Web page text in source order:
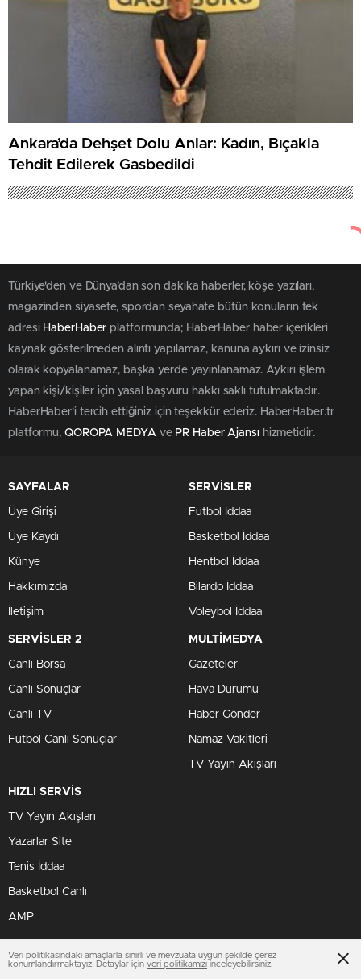
Ankara’da Dehşet Dolu Anlar: Kadın, Bıçakla
Tehdit Edilerek Gasbedildi
Bebeğin Ölümü ve İki Gözaltı
2010 yılında Manisa’da yaşanan bir olay, geçmişin karanlık
bir sayfasını araladı. Çöp konteynerinin yanında bulunan bir
bebeğin ölümüne dair
yıllarca sürenbelirsizlik, Faili Meçhul
Suçları Araştırma Daire Başkanlığı’nın titiz çalışmaları
sayesinde sona erdi. Bu süreçte, yapılan yeni analizler ve
sağlık verileri, dosyanın aydınlatılmasında hayati bir rol
Verileri
Adalet Bakanı Akın Gürlek, bu ay gerçekleştirilen ve
yıllara ait dosyaları büyük bir titizlikle ele almaktadır,”
Veri politikasındaki amaçlarla sınırlı ve mevzuata uygun şekilde çerez
konumlandırmaktayız. Detaylar için veri politikamızı inceleyebilirsiniz.